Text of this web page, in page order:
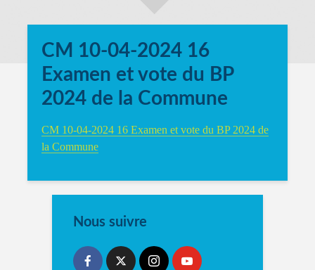
CM 10-04-2024 16
Examen et vote du BP
2024 de la Commune
CM 10-04-2024 16 Examen et vote du BP 2024 de
la Commune
Nous suivre